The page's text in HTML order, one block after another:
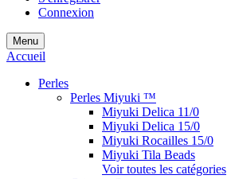
Connexion
Menu
Accueil
Perles
Perles Miyuki ™
Miyuki Delica 11/0
Miyuki Delica 15/0
Miyuki Rocailles 15/0
Miyuki Tila Beads
Voir toutes les catégories